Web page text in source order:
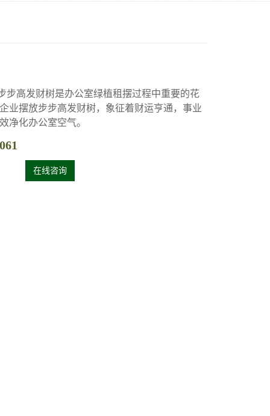
步高发财树是办公室绿植租摆过程中重要的花
业摆放步步高发财树，象征着财运亨通，事业
净化办公室空气。
在线咨询